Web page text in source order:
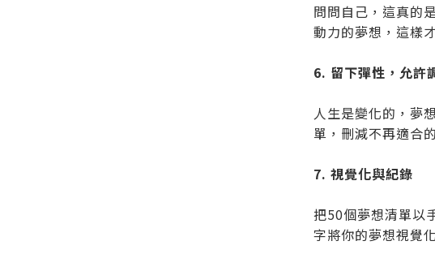
問問自己，這真的
動力的夢想，這樣
6. 留下彈性，允許
人生是變化的，夢
單，刪減不再適合
7. 視覺化與紀錄
把50個夢想清單以
字將你的夢想視覺